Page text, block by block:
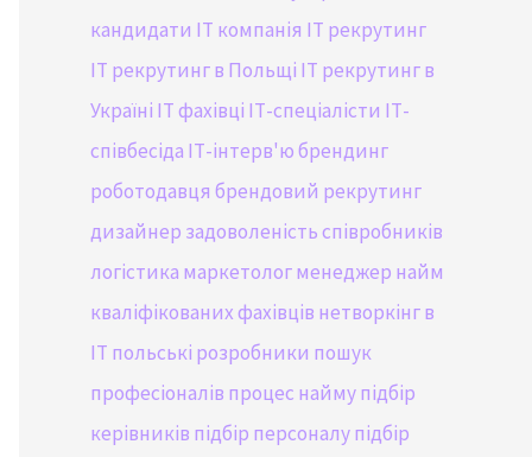
кандидати IT компанія IT рекрутинг
IT рекрутинг в Польщі IT рекрутинг в
Україні IT фахівці ІТ-спеціалісти ІТ-
співбесіда ІТ-інтерв'юбрендинг
роботодавця брендовий рекрутинг
дизайнер задоволеність співробників
логістика маркетологменеджер найм
кваліфікованих фахівців нетворкінг в
IT польські розробники пошук
професіоналів процес наймупідбір
керівників підбір персоналупідбір